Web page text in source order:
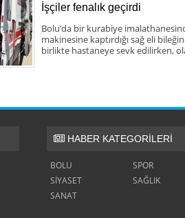
İşçiler fenalık geçirdi
Bolu’da bir kurabiye
makinesine kaptırdığı sağ eli
birlikte hastaneye sevk edilirken,
HABER KATEGORİLERİ
BOLU SPOR
SİYASET
SAĞLIK
SANAT